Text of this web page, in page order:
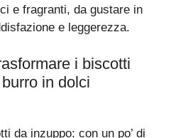
e fragranti, da gustare in
e leggerezza.
i biscotti
in dolci
da inzuppo: con un po’ di